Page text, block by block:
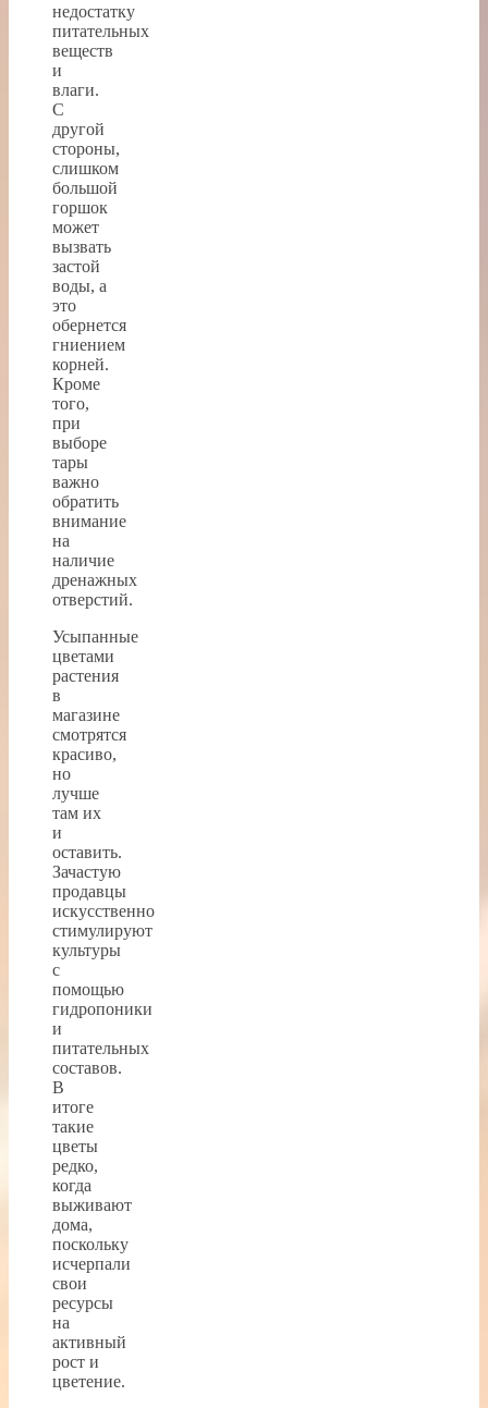
недостатку
питательных
веществ
и
влаги.
С
другой
стороны,
слишком
большой
горшок
может
вызвать
застой
воды, а
это
обернется
гниением
корней.
Кроме
того,
при
выборе
тары
важно
обратить
внимание
на
наличие
дренажных
отверстий.
Усыпанные
цветами
растения
в
магазине
смотрятся
красиво,
но
лучше
там их
и
оставить.
Зачастую
продавцы
искусственно
стимулируют
культуры
с
помощью
гидропоники
и
питательных
составов.
В
итоге
такие
цветы
редко,
когда
выживают
дома,
поскольку
исчерпали
свои
ресурсы
на
активный
рост и
цветение.